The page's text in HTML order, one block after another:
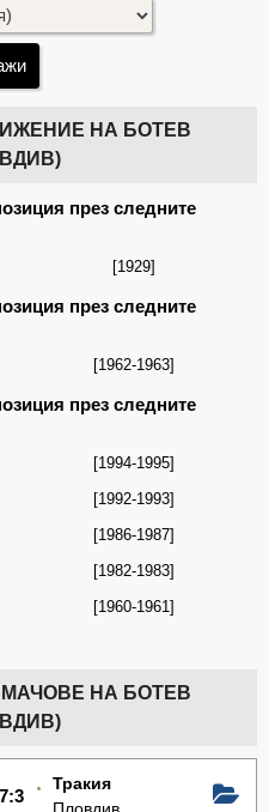
НА БОТЕВ
през следните
[1929]
през следните
[1962-1963]
през следните
[1994-1995]
[1992-1993]
[1986-1987]
[1982-1983]
[1960-1961]
МАЧОВЕ НА БОТЕВ
7:3
Тракия